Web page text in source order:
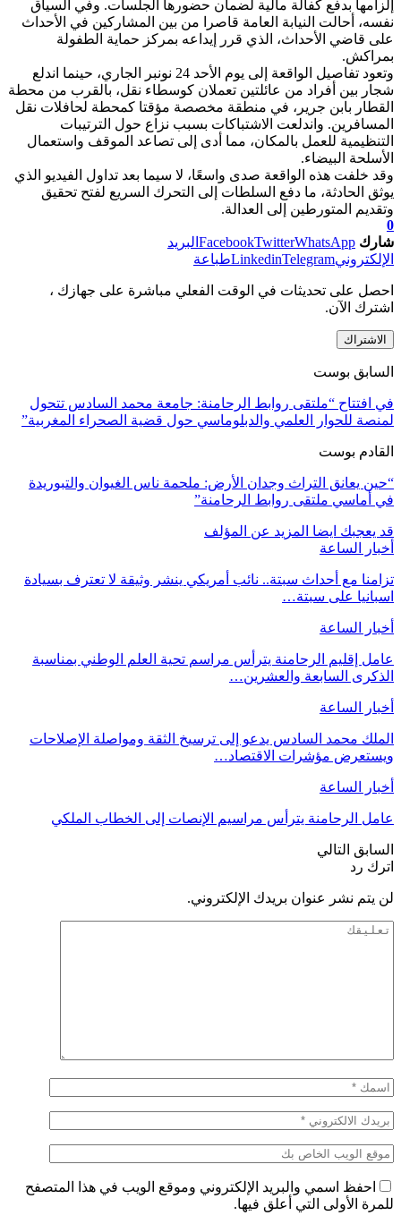
إلزامها بدفع كفالة مالية لضمان حضورها الجلسات. وفي السياق
نفسه، أحالت النيابة العامة قاصرا من بين المشاركين في الأحداث
على قاضي الأحداث، الذي قرر إيداعه بمركز حماية الطفولة
بمراكش.
وتعود تفاصيل الواقعة إلى يوم الأحد 24 نونبر الجاري، حينما اندلع
شجار بين أفراد من عائلتين تعملان كوسطاء نقل، بالقرب من محطة
القطار بابن جرير، في منطقة مخصصة مؤقتا كمحطة لحافلات نقل
المسافرين. واندلعت الاشتباكات بسبب نزاع حول الترتيبات
التنظيمية للعمل بالمكان، مما أدى إلى تصاعد الموقف واستعمال
الأسلحة البيضاء.
وقد خلفت هذه الواقعة صدى واسعًا، لا سيما بعد تداول الفيديو الذي
يوثق الحادثة، ما دفع السلطات إلى التحرك السريع لفتح تحقيق
وتقديم المتورطين إلى العدالة.
0
شارك
FacebookTwitterWhatsApp
البريد
الإلكتروني
LinkedinTelegram طباعة
احصل على تحديثات في الوقت الفعلي مباشرة على جهازك ،
اشترك الآن.
الاشتراك
السابق بوست
في افتتاح “ملتقى روابط الرحامنة: جامعة محمد السادس تتحول
لمنصة للحوار العلمي والدبلوماسي حول قضية الصحراء المغربية”
القادم بوست
“حين يعانق التراث وجدان الأرض: ملحمة ناس الغيوان والتبوريدة
في أماسي ملتقى روابط الرحامنة”
قد يعجبك ايضا المزيد عن المؤلف
أخبار الساعة
تزامنا مع أحداث سبتة.. نائب أمريكي ينشر وثيقة لا تعترف بسيادة
اسبانيا على سبتة…
أخبار الساعة
عامل إقليم الرحامنة يترأس مراسم تحية العلم الوطني بمناسبة
الذكرى السابعة والعشرين…
أخبار الساعة
الملك محمد السادس يدعو إلى ترسيخ الثقة ومواصلة الإصلاحات
ويستعرض مؤشرات الاقتصاد…
أخبار الساعة
عامل الرحامنة يترأس مراسيم الإنصات إلى الخطاب الملكي
السابق التالي
اترك رد
لن يتم نشر عنوان بريدك الإلكتروني.
احفظ اسمي والبريد الإلكتروني وموقع الويب في هذا المتصفح
للمرة الأولى التي أعلق فيها.